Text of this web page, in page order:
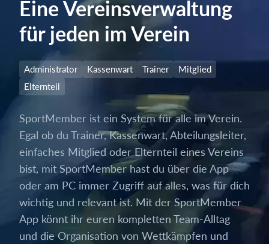
Eine Vereinsverwaltung
für jeden im Verein
Administrator Kassenwart Trainer
Mitglied
Elternteil
SportMember ist ein System für alle im Verein.
Egal ob du Trainer, Kassenwart, Abteilungsleiter,
einfaches Mitglied oder Elternteil eines Vereins
bist, mit SportMember hast du über die App
oder am PC immer Zugriff auf alles, was für dich
wichtig und relevant ist. Mit der SportMember
App könnt ihr euren kompletten Team-Alltag
und die Organisation von Wettkämpfen und